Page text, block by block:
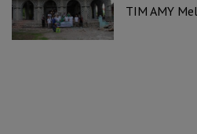
TIM AMY